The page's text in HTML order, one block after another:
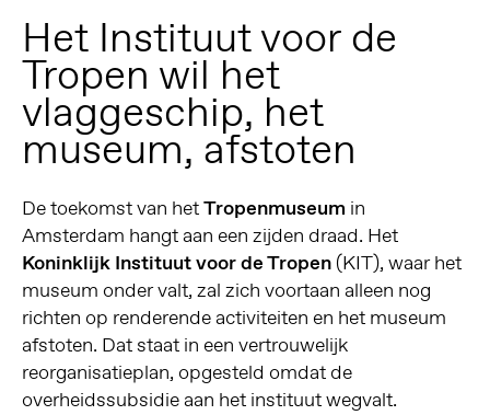
Het Instituut voor de
Tropen wil het
vlaggeschip, het
museum, afstoten
De toekomst van hetTropenmuseum in
Amsterdam hangt aan een zijden draad. Het
Koninklijk Instituut voor de Tropen(KIT), waar het
museum onder valt, zal zich voortaan alleen nog
richten op renderende activiteiten en het museum
afstoten. Dat staat in een vertrouwelijk
reorganisatieplan, opgesteld omdat de
overheidssubsidie aan het instituut wegvalt.